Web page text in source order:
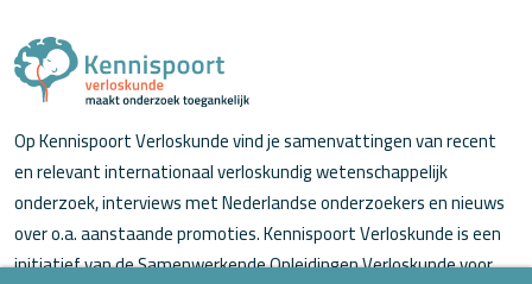
Op Kennispoort Verloskunde vind je samenvattingen van recent
en relevant internationaal verloskundig wetenschappelijk
onderzoek, interviews met Nederlandse onderzoekers en nieuws
over o.a. aanstaande promoties. Kennispoort Verloskunde is een
initiatief van de Samenwerkende Opleidingen Verloskunde voor